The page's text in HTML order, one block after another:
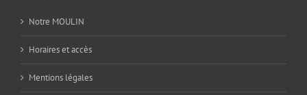
Notre MOULIN
Horaires et accès
Mentions légales